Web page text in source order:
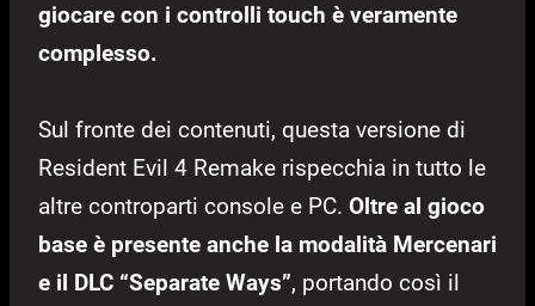
giocare con i controlli touch è veramente
complesso.
Sul fronte dei contenuti, questa versione di
Resident Evil 4 Remake rispecchia in tutto le
altre controparti console e PC. Oltre al gioco
base è presente anche la modalità Mercenari
e il DLC “Separate Ways”, portando così il